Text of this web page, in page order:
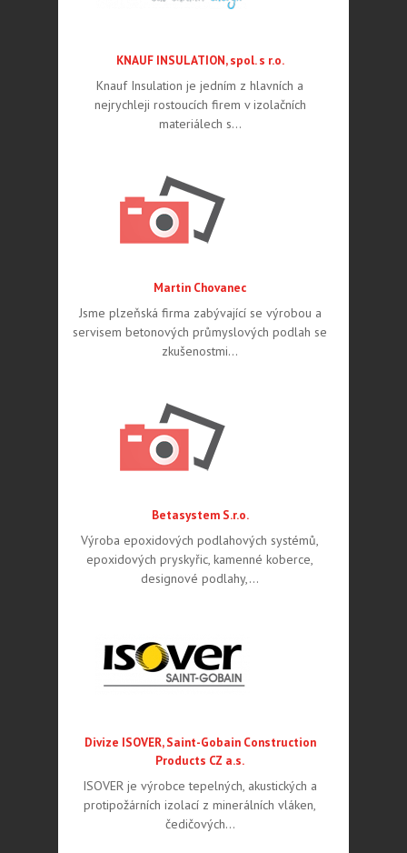
KNAUF INSULATION, spol. s r.o.
Knauf Insulation je jedním z hlavních a
nejrychleji rostoucích firem v izolačních
materiálech s…
Martin Chovanec
Jsme plzeňská firma zabývající se výrobou a
servisem betonových průmyslových podlah se
zkušenostmi…
Betasystem S.r.o.
Výroba epoxidových podlahových systémů,
epoxidových pryskyřic, kamenné koberce,
designové podlahy,…
Divize ISOVER, Saint-Gobain Construction
Products CZ a.s.
ISOVER je výrobce tepelných, akustických a
protipožárních izolací z minerálních vláken,
čedičových…